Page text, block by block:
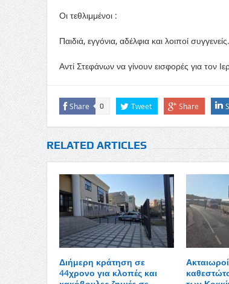
Οι τεθλιμμένοι : ​
Παιδιά, εγγόνια, αδέλφια και λοιποί συγγενείς.
Αντί Στεφάνων να γίνουν εισφορές για τον
Share 0 Tweet Share
RELATED ARTICLES
Διήμερη κράτηση σε
44χρονο για κλοπές και